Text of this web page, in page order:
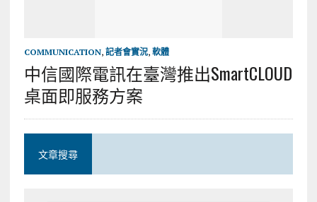
COMMUNICATION, 記者會實況, 軟體
中信國際電訊在臺灣推出SmartCLOUD
桌面即服務方案
文章搜尋